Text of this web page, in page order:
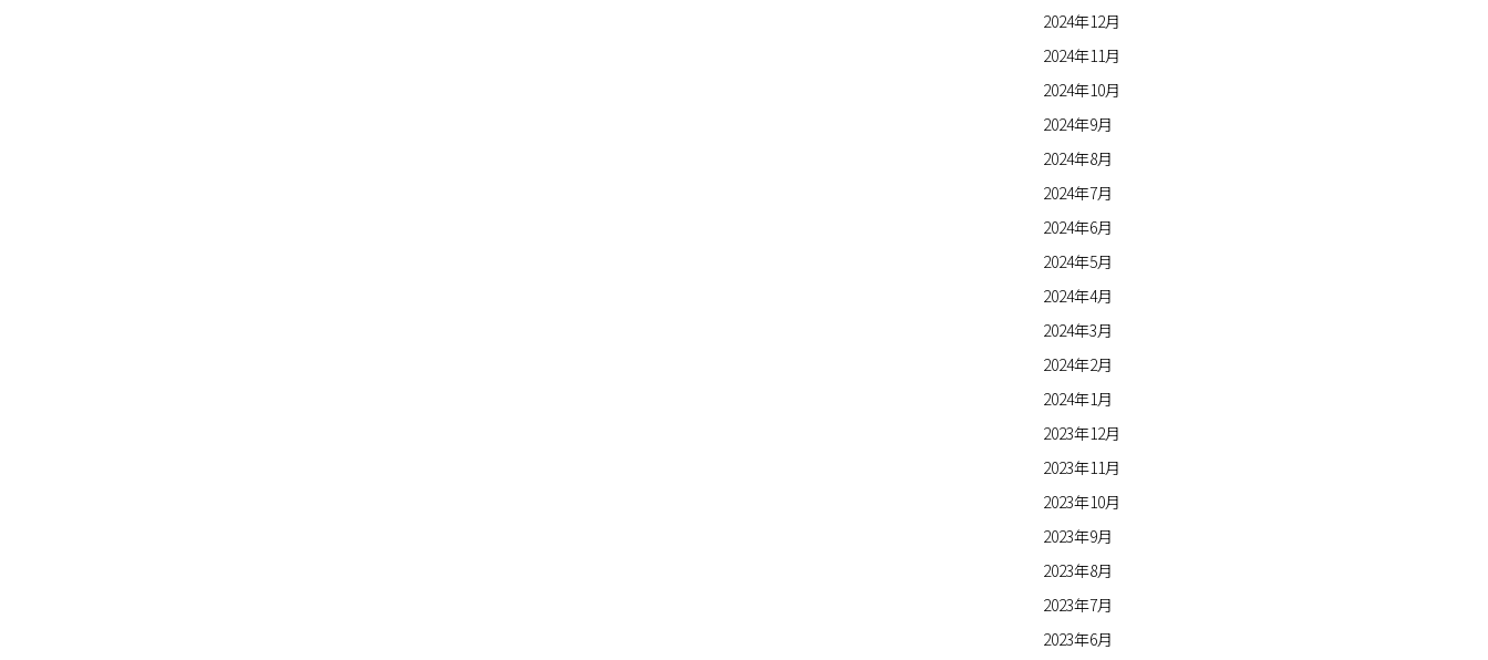
2024年12月
2024年11月
2024年10月
2024年9月
2024年8月
2024年7月
2024年6月
2024年5月
2024年4月
2024年3月
2024年2月
2024年1月
2023年12月
2023年11月
2023年10月
2023年9月
2023年8月
2023年7月
2023年6月